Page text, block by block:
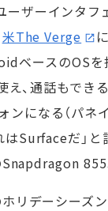
ーザーインタ
米The Verge
ベースのOSを
、通話もでき
ンになる（パネ
Surfaceだ」と
855
リデーシーズ